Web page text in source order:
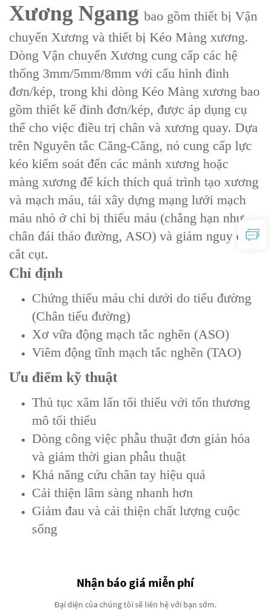
Xương Ngang bao gồm thiết bị ‌Vận
chuyển Xương‌ và thiết bị ‌Kéo Màng xương‌.
Dòng Vận chuyển Xương cung cấp các hệ
thống 3mm/5mm/8mm với cấu hình đinh
đơn/kép, trong khi dòng Kéo Màng xương bao
gồm thiết kế đinh đơn/kép, được áp dụng cụ
thể cho việc điều trị chân và xương quay. Dựa
trên ‌Nguyên tắc Căng-Căng‌, nó cung cấp lực
kéo kiểm soát đến các mảnh xương hoặc
màng xương để kích thích quá trình tạo xương
và mạch máu, tái xây dựng mạng lưới mạch
máu nhỏ ở chi bị thiếu máu (chẳng hạn như
chân đái tháo đường, ASO) và giảm nguy cơ
cắt cụt.
Chỉ định‌
Chứng thiếu máu chi dưới do tiểu đường
(Chân tiểu đường)
Xơ vữa động mạch tắc nghẽn (ASO)
Viêm động tĩnh mạch tắc nghẽn (TAO)
Ưu điểm kỹ thuật
Thủ tục xâm lấn tối thiểu với tổn thương
mô tối thiểu
Dòng công việc phẫu thuật đơn giản hóa
và giảm thời gian phẫu thuật
Khả năng cứu chân tay hiệu quả
Cải thiện lâm sàng nhanh hơn
Giảm đau và cải thiện chất lượng cuộc
sống
Nhận báo giá miễn phí
Đại diện của chúng tôi sẽ liên hệ với bạn sớm.